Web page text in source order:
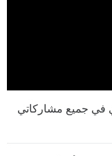
في جميع مشاركاتي